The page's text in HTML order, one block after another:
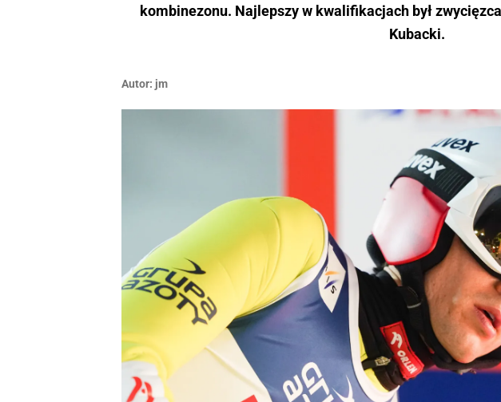
kombinezonu. Najlepszy w kwalifikacjach był
Kubacki.
Autor: jm